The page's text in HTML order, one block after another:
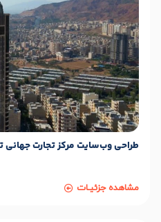
طراحی وب‌سایت مرکز تجارت جهانی
مشاهده جزئیـات